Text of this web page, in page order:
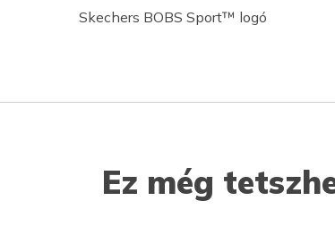
Skechers BOBS Sport™ logó
Ez még